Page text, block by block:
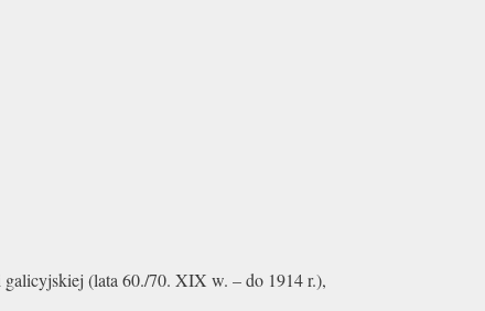
(lata 60./70. XIX w. – do 1914 r.),